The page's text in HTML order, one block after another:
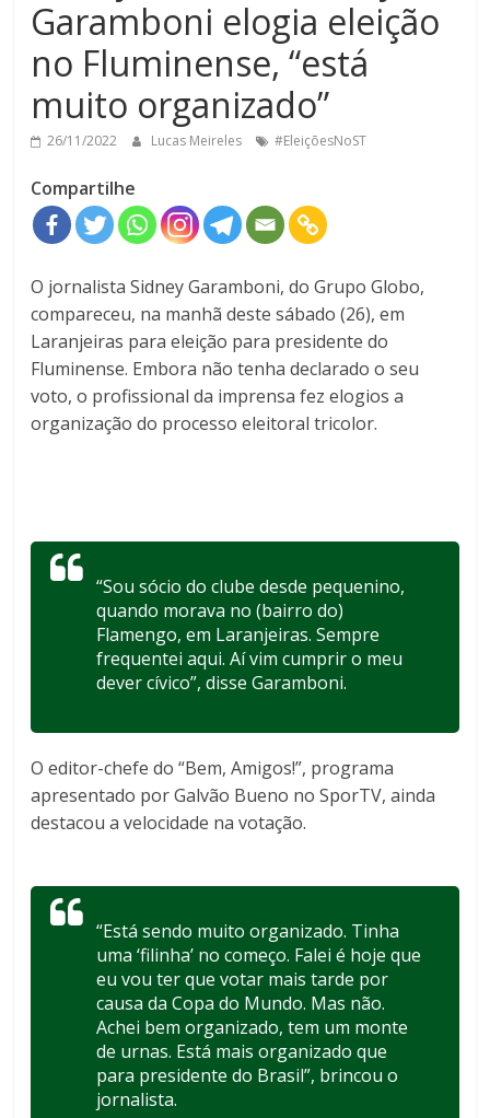
Garamboni elogia eleição
no Fluminense, “está
muito organizado”
26/11/2022 Lucas Meireles #EleiçõesNoST
Compartilhe
O jornalista Sidney Garamboni, do Grupo Globo,
compareceu, na manhã deste sábado (26), em
Laranjeiras para eleição para presidente do
Fluminense. Embora não tenha declarado o seu
voto, o profissional da imprensa fez elogios a
organização do processo eleitoral tricolor.
“Sou sócio do clube desde pequenino,
quando morava no (bairro do)
Flamengo, em Laranjeiras. Sempre
frequentei aqui. Aí vim cumprir o meu
dever cívico”, disse Garamboni.
O editor-chefe do “Bem, Amigos!”, programa
apresentado por Galvão Bueno no SporTV, ainda
destacou a velocidade na votação.
“Está sendo muito organizado. Tinha
uma ‘filinha’ no começo. Falei é hoje que
eu vou ter que votar mais tarde por
causa da Copa do Mundo. Mas não.
Achei bem organizado, tem um monte
de urnas. Está mais organizado que
para presidente do Brasil”, brincou o
jornalista.